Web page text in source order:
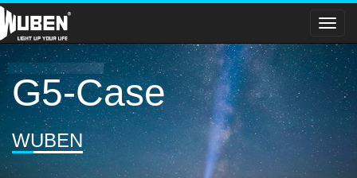
メ
ニ
ュ
ー
G5-Case
WUBEN